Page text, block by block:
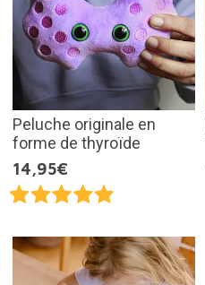
Peluche originale en
forme de thyroïde
14,95€